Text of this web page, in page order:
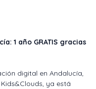
1 año GRATIS gracias
digital en Andalucía,
ya está